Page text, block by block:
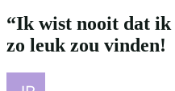
“Ik wist nooit dat
zo leuk zou vinden!